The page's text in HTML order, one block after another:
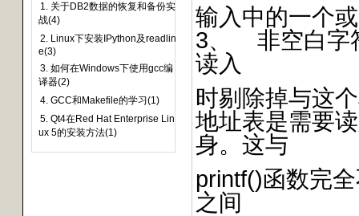
1. 关于DB2数据的恢复和备份实
战(4)
2. Linux下安装IPython及readlin
e(3)
3. 如何在Windows下使用gcc编
译器(2)
4. GCC和Makefile的学习(1)
5. Qt4在Red Hat Enterprise Lin
ux 5的安装方法(1)
输入中的一个
3、 非空白字
读入
时剔除掉与这
地址表是需要
身。这与
printf()函数完
之间